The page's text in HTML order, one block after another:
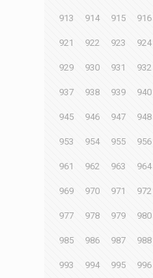
913 914 915 916
921 922 923 924
929 930 931 932
937 938 939 940
945 946 947 948
953 954 955 956
961 962 963 964
969 970 971 972
977 978 979 980
985 986 987 988
993 994 995 996